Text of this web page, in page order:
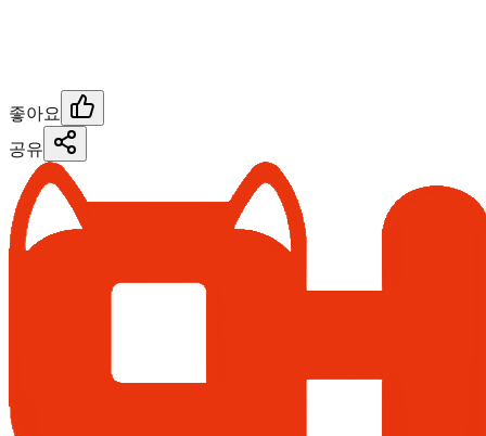
좋아요
공유